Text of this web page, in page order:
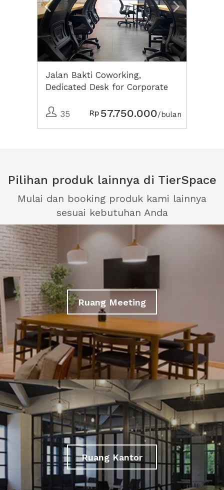
Jalan Bakti Coworking,
Dedicated Desk for Corporate
35 Rp 57.750.000/bulan
Pilihan produk lainnya di TierSpace
Mulai dan booking produk kami lainnya
sesuai kebutuhan Anda
Ruang Meeting
Ruang Kantor